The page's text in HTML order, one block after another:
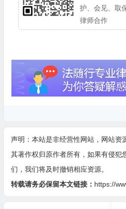
护、会见、取
律师合作
声明：本站是非经营性网站，网站资
其著作权归原作者所有，如果有侵犯
们，我们将及时撤销相应资源。
转载请务必保留本文链接： https://